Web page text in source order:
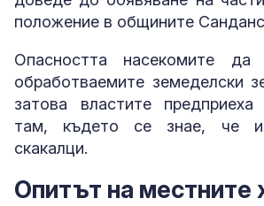
положение в общините
Опасността насекомите да
обработваемите земеделски
затова властите
там, където се знае, че
скакалци.
Опитът на местните